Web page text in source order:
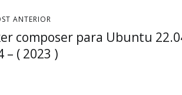
ANTERIOR
composer para Ubuntu
– ( 2023 )